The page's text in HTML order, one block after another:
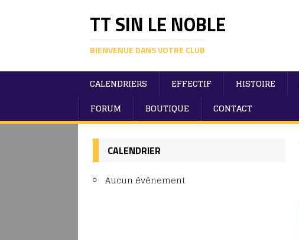
TT SIN LE NOBLE
BIENVENUE DANS VOTRE CLUB
CALENDRIERS EFFECTIF HISTOIRE
FORUM
BOUTIQUE CONTACT
CALENDRIER
Aucun évènement